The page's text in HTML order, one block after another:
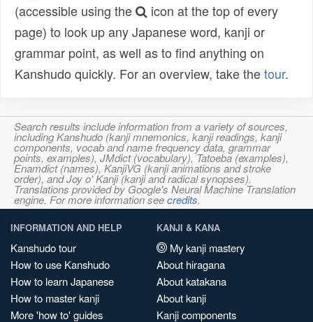
(accessible using the
icon at the top of every
page) to look up any Japanese word, kanji or
grammar point, as well as to find anything on
Kanshudo quickly. For an overview, take thetour.
Search results include information from a variety of sources,
including Kanshudo (kanji mnemonics, kanji readings, kanji
components, vocab and name frequency data, grammar
points, examples), JMdict (vocabulary), Tatoeba (examples),
Enamdict (names), KanjiVG (kanji animations and stroke
order), and Joy o' Kanji (kanji and radical synopses).
Translations provided by Google's Neural Machine Translation
engine. For more information seecredits.
INFORMATION AND HELP
Kanshudo tour
How to use Kanshudo
How to learn Japanese
How to master kanji
More 'how to' guides
KANJI & KANA
My kanji mastery
About hiragana
About katakana
About kanji
Kanji components